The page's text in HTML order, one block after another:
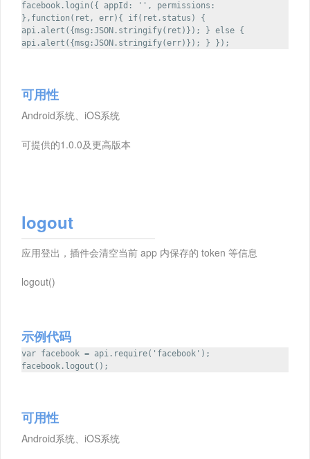
facebook.login({ appId: '', permissions:
},function(ret, err){ if(ret.status) {
api.alert({msg:JSON.stringify(ret)}); } else {
api.alert({msg:JSON.stringify(err)}); } });
可用性
Android系统、iOS系统
可提供的1.0.0及更高版本
logout
应用登出，插件会清空当前 app 内保存的 token 等信息
logout()
示例代码
var facebook = api.require('facebook');
facebook.logout();
可用性
Android系统、iOS系统